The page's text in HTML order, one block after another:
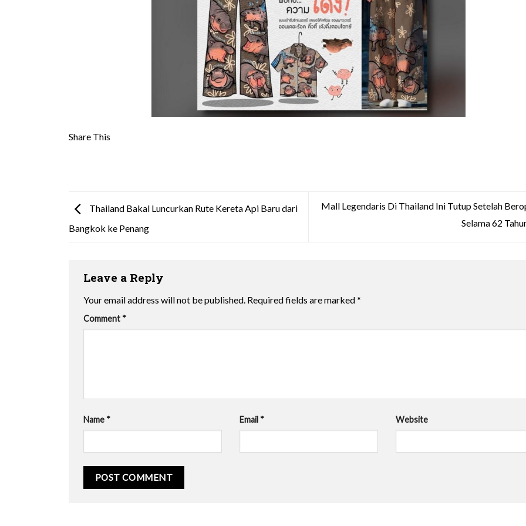
Share This
Thailand Bakal Luncurkan Rute Kereta Api Baru dari
Bangkok ke Penang
Mall Legendaris Di Thailand Ini Tutup Setelah
Selama 62
Leave a Reply
Your email address will not be published. Required fields are marked*
Comment *
Name * Email * Website